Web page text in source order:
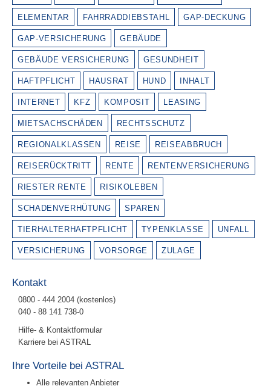
ELEMENTAR FAHRRADDIEBSTAHL GAP-DECKUNG
GAP-VERSICHERUNG GEBÄUDE
GEBÄUDE VERSICHERUNG GESUNDHEIT
HAFTPFLICHT HAUSRAT HUND INHALT
INTERNET KFZ KOMPOSIT LEASING
MIETSACHSCHÄDEN RECHTSSCHUTZ
REGIONALKLASSEN REISE REISEABBRUCH
REISERÜCKTRITT RENTE RENTENVERSICHERUNG
RIESTER RENTE RISIKOLEBEN
SCHADENVERHÜTUNG SPAREN
TIERHALTERHAFTPFLICHT TYPENKLASSE UNFALL
VERSICHERUNG VORSORGE ZULAGE
Kontakt
0800 - 444 2004 (kostenlos)
040 - 88 141 738-0
Hilfe- & Kontaktformular
Karriere bei ASTRAL
Ihre Vorteile bei ASTRAL
Alle relevanten Anbieter